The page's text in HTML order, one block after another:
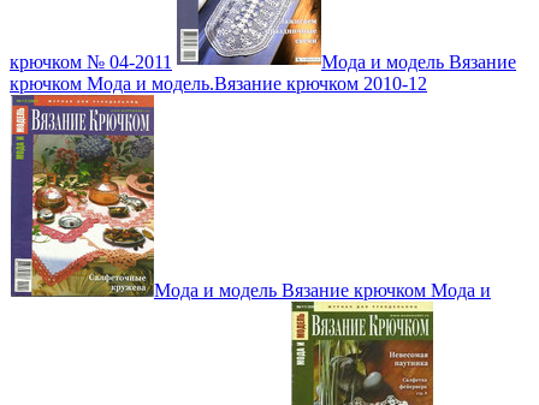
крючком № 04-2011
Мода и модель Вязание
крючком Мода и модель.Вязание крючком 2010-12
Мода и модель Вязание крючком Мода и